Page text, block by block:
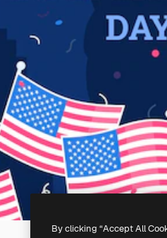
By clicking “Accept All